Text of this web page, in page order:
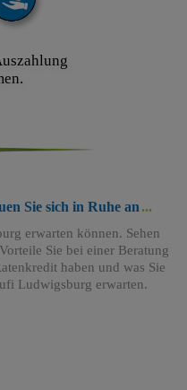
Sie sich in Ruhe an
erwarten können. Sehen
Sie bei einer Beratung
haben und was Sie
Ludwigsburg erwarten.